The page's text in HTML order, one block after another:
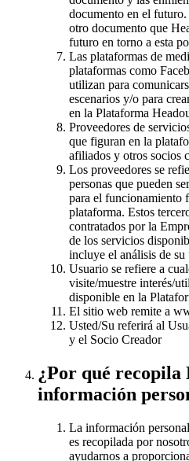
documento en el
otro documento que
futuro en torno a esta
Las plataformas de
plataformas como
utilizan para
escenarios y/o para
en la Plataforma
Proveedores de
que figuran en la
afiliados y otros socios
Los proveedores se
personas que pueden
para el funcionamiento
plataforma. Estos
contratados por la
de los servicios
incluye el análisis de su
Usuario se refiere a
visite/muestre interés/
disponible en la
El sitio web remite a
Usted/Su referirá al
y el Socio Creador
¿Por qué recopila
información
La información
es recopilada por
ayudarnos a